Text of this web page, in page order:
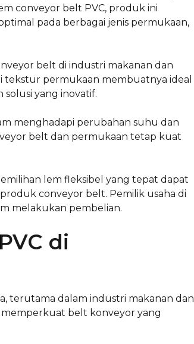
conveyor belt PVC, produk ini
pada berbagai jenis permukaan,
belt di industri makanan dan
permukaan membuatnya ideal
yang inovatif.
menghadapi perubahan suhu dan
belt dan permukaan tetap kuat
lem fleksibel yang tepat dapat
conveyor belt. Pemilik usaha di
melakukan pembelian.
di
terutama dalam industri makanan dan
memperkuat belt konveyor yang